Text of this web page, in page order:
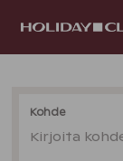
Kohde
Kirjoita